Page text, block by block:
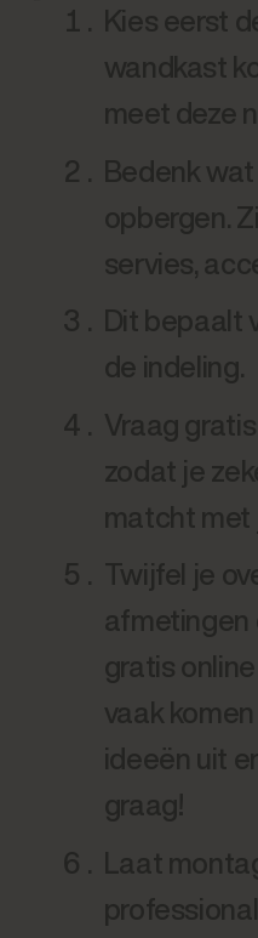
Kies eerst
wandkast
meet deze
Bedenk
opbergen.
servies,
Dit bepaalt
de indeling.
Vraag
zodat je
matcht met
Twijfel je
afmetingen
gratis
vaak
ideeën uit
graag!
Laat